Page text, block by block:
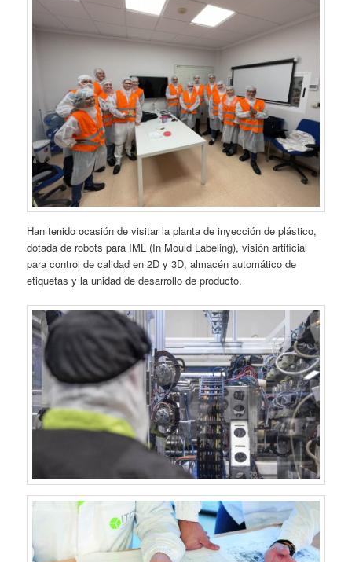
Han tenido ocasión de visitar la planta de inyección de plástico,
dotada de robots para IML (In Mould Labeling), visión artificial
para control de calidad en 2D y 3D, almacén automático de
etiquetas y la unidad de desarrollo de producto.